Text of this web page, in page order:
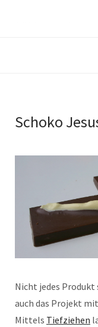
Schoko
Nicht jedes Produkt
auch das Projekt
Mittels Tiefziehen